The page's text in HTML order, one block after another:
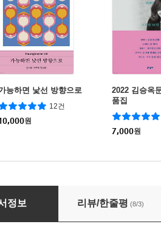
능하면 낯선 방향으로
12건
원
2022 김승옥
품집
7,000원
는
정보 리뷰/한줄평 (8/3)